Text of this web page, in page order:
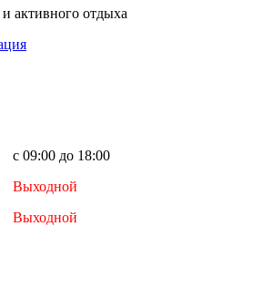
активного отдыха
с 09:00 до 18:00
Выходной
Выходной